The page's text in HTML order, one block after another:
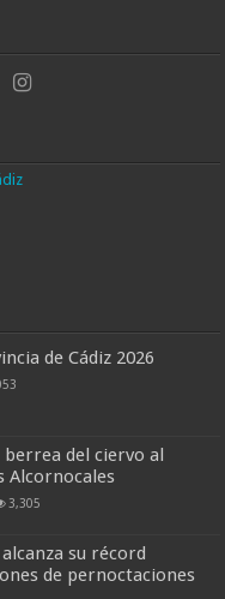
de Cádiz 2026
del ciervo al
Alcornocales
3,305
su récord
de pernoctaciones